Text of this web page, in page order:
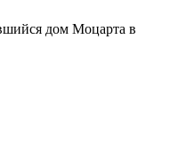
дом Моцарта в